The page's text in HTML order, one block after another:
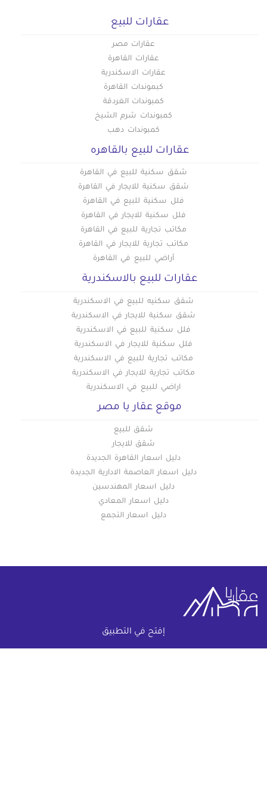
إفتح في التطبيق
عقارات للبيع
عقارات مصر
عقارات القاهرة
عقارات الاسكندرية
كبموندات القاهرة
كمبوندات الغردقة
كمبوندات شرم الشيخ
كمبوندات دهب
عقارات للبيع بالقاهره
شقق سكنية للبيع في القاهرة
شقق سكنية للايجار في القاهرة
فلل سكنية للبيع في القاهرة
فلل سكنية للايجار في القاهرة
مكاتب تجارية للبيع في القاهرة
مكاتب تجارية للايجار في القاهرة
أراضي للبيع في القاهرة
عقارات للبيع بالاسكندرية
شقق سكنيه للبيع في الاسكندرية
شقق سكنية للايجار في الاسكندرية
فلل سكنية للبيع في الاسكندرية
فلل سكنية للايجار في الاسكندرية
مكاتب تجارية للبيع في الاسكندرية
مكاتب تجارية للايجار في الاسكندرية
اراضي للبيع في الاسكندرية
موقع عقار يا مصر
شقق للبيع
شقق للايجار
دليل اسعار القاهرة الجديدة
دليل اسعار العاصمة الادارية الجديدة
دليل اسعار المهندسين
دليل اسعار المعادي
دليل اسعار التجمع
خريطة الموقع